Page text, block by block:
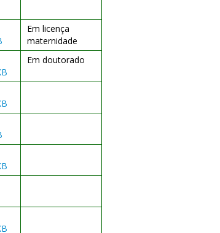
Em licença
maternidade
Em doutorado